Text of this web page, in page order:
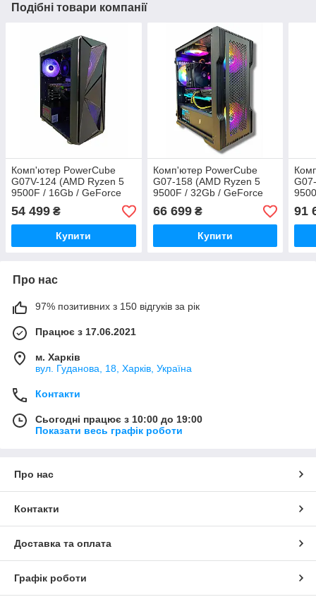
Подібні товари компанії
Комп'ютер PowerCube
G07V-124 (AMD Ryzen 5
9500F / 16Gb / GeForce
RTX 4060 8GB / SSD
512Gb / 500W / USB 3.2)
54 499 ₴
Купити
Комп'ютер PowerCube
G07-158 (AMD Ryzen 5
9500F / 32Gb / GeForce
RTX 3060 12GB / SSD 1Tb
/ 600W / USB 3.2)
66 699₴
Купити
1Tb
91
Про нас
97% позитивних з 150 відгуків за рік
Працює з 17.06.2021
м. Харків
вул. Гуданова, 18, Харків, Україна
Контакти
Сьогодні працює з 10:00 до 19:00
Показати весь графік роботи
Про нас
Контакти
Доставка та оплата
Графік роботи